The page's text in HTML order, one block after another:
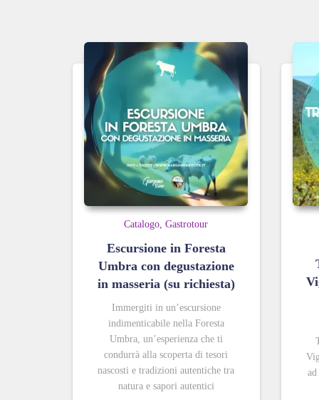
Catalogo Gastrotour
Escursione in Foresta
Umbra con degustazione
in masseria (su richiesta)
Immergiti in un’escursione
indimenticabile nella Foresta
Umbra, un’esperienza che ti
condurrà alla scoperta di tesori
nascosti e tradizioni autentiche tra
natura e sapori autentici